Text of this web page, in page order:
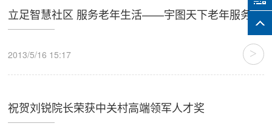
立足智慧社区 服务老年生活——宇图天下老年服务平台产品亮相第二届中国国际养老服务
2013/5/16 15:17 >
祝贺刘锐院长荣获中关村高端领军人才奖